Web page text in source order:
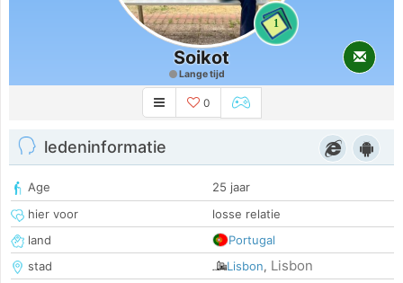
1
Soikot
Lange tijd
0
ledeninformatie
Age
25 jaar
hier voor
losse relatie
land
Portugal
stad
Lisbon, Lisbon